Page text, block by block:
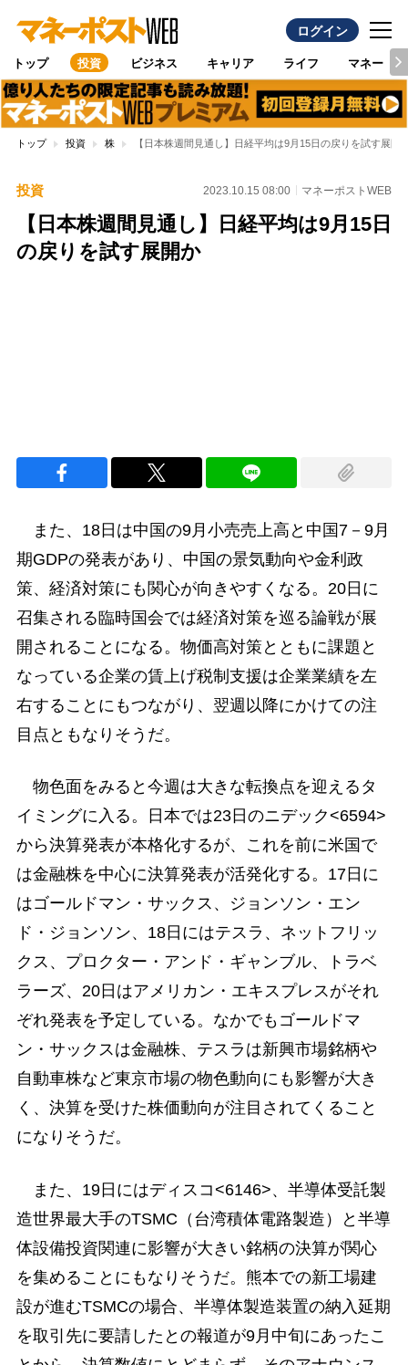
ログイン
トップ 投資 ビジネス キャリア ライフ マネー
トップ 投資 株 【日本株週間見通し】日経平均は9月15日の戻りを試す展開
投資 2023.10.15 08:00 マネーポストWEB
【日本株週間見通し】日経平均は9月15日
の戻りを試す展開か
また、18日は中国の9月小売売上高と中国7－9月
期GDPの発表があり、中国の景気動向や金利政
策、経済対策にも関心が向きやすくなる。20日に
召集される臨時国会では経済対策を巡る論戦が展
開されることになる。物価高対策とともに課題と
なっている企業の賃上げ税制支援は企業業績を左
右することにもつながり、翌週以降にかけての注
目点ともなりそうだ。
物色面をみると今週は大きな転換点を迎えるタ
イミングに入る。日本では23日のニデック<6594>
から決算発表が本格化するが、これを前に米国で
は金融株を中心に決算発表が活発化する。17日に
はゴールドマン・サックス、ジョンソン・エン
ド・ジョンソン、18日にはテスラ、ネットフリッ
クス、プロクター・アンド・ギャンブル、トラベ
ラーズ、20日はアメリカン・エキスプレスがそれ
ぞれ発表を予定している。なかでもゴールドマ
ン・サックスは金融株、テスラは新興市場銘柄や
自動車株など東京市場の物色動向にも影響が大き
く、決算を受けた株価動向が注目されてくること
になりそうだ。
また、19日にはディスコ<6146>、半導体受託製
造世界最大手のTSMC（台湾積体電路製造）と半導
体設備投資関連に影響が大きい銘柄の決算が関心
を集めることにもなりそうだ。熊本での新工場建
設が進むTSMCの場合、半導体製造装置の納入延期
を取引先に要請したとの報道が9月中旬にあったこ